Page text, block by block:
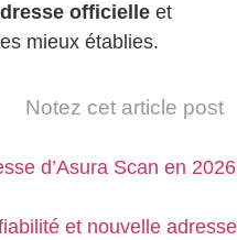
officielle et
mieux établies.
Notez cet article post
d’Asura Scan en 2026
et nouvelle adresse